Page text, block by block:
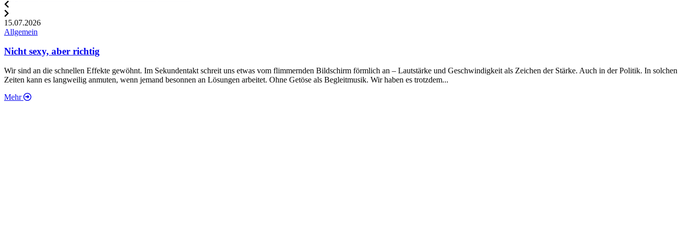
15.07.2026
Allgemein
Nicht sexy, aber richtig
Wir sind an die schnellen Effekte gewöhnt. Im Sekundentakt schreit uns etwas vom flimmernden Bildschirm förmlich an – Lautstärke und Geschwindigkeit als Zeichen der Stärke. Auch in der Politik. In solchen
Zeiten kann es langweilig anmuten, wenn jemand besonnen an Lösungen arbeitet. Ohne Getöse als Begleitmusik. Wir haben es trotzdem...
Mehr